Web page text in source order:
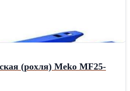
поверхности, мм - 610 Диск - D600
- 4 шпильки Прожектор - 70 Вт
ящик Габариты в упаковке -
Meko MF25-